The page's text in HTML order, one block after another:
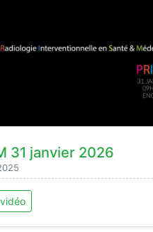
31 janvier 2026